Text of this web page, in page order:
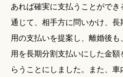
あれば確実に支払うことがで
通じて、相手方に問いかけ、
用の支払いを提案し、離婚後
用を長期分割支払いにした金
らうことにしました。また、